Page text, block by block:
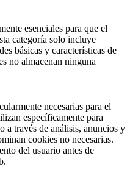
esenciales para que el
categoría solo incluye
básicas y características de
no almacenan ninguna
necesarias para el
específicamente para
a través de análisis, anuncios y
cookies no necesarias.
del usuario antes de